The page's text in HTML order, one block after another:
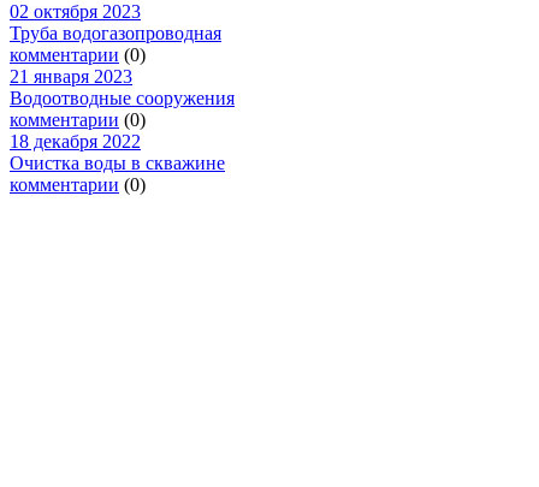
02 октября 2023
Труба водогазопроводная
комментарии (0)
21 января 2023
Водоотводные сооружения
комментарии (0)
18 декабря 2022
Очистка воды в скважине
комментарии (0)